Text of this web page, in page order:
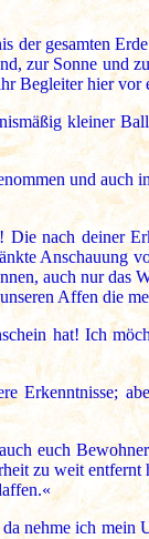
gesamten
zur Sonne und
Begleiter hier vor
kleiner
und
nach deiner
auch nur das
Affen die
hat! Ich
euch
zu weit
nehme ich